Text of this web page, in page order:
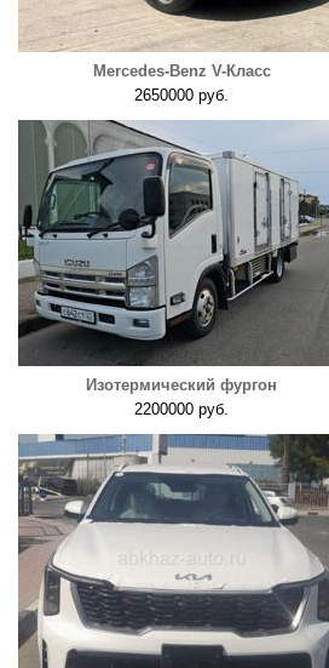
Mercedes-Benz V-Класс
2650000 руб.
Изотермический фургон
2200000 руб.